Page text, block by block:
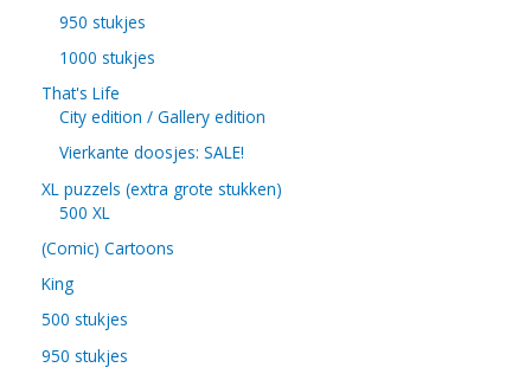
950 stukjes
1000 stukjes
That's Life
City edition / Gallery edition
Vierkante doosjes: SALE!
XL puzzels (extra grote stukken)
500 XL
(Comic) Cartoons
King
500 stukjes
950 stukjes